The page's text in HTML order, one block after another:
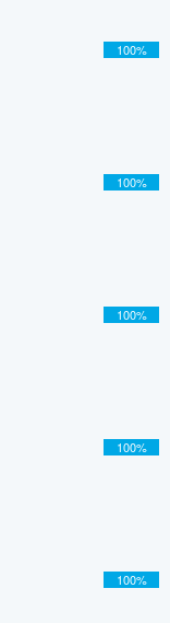
100%
100%
100%
100%
100%